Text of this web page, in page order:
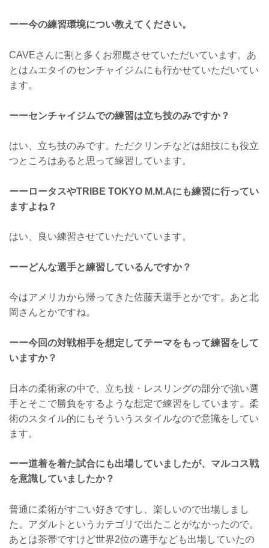
ーー今の練習環境につい教えてください。
CAVEさんに割と多くお邪魔させていただいています。あ
とはムエタイのセンチャイジムにも行かせていただいてい
ます。
ーーセンチャイジムでの練習は立ち技のみですか？
はい、立ち技のみです。ただクリンチなどは組技にも役立
つところはあると思って練習しています。
ーーロータスやTRIBE TOKYO M.M.Aにも練習に行ってい
ますよね？
はい、良い練習させていただいています。
ーーどんな選手と練習しているんですか？
今はアメリカから帰ってきた佐藤天選手とかです。あと北
岡さんとかですね。
ーー今回の対戦相手を想定してテーマをもって練習をして
いますか？
日本の柔術家の中で、立ち技・レスリングの部分で強い選
手とそこで勝負をするような想定で練習をしています。柔
術のスタイル的にもそういうスタイルなので意識をしてい
ます。
ーー道着を着た試合にも出場していましたが、マルコス戦
を意識していましたか？
普通に柔術がすごい好きですし、楽しいので出場しまし
た。アダルトというカテゴリで出たことがなかったので。
あとは茶帯ですけど世界2位の選手なども出場していたの